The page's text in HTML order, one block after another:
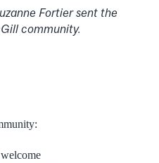
Fortier sent the
community.